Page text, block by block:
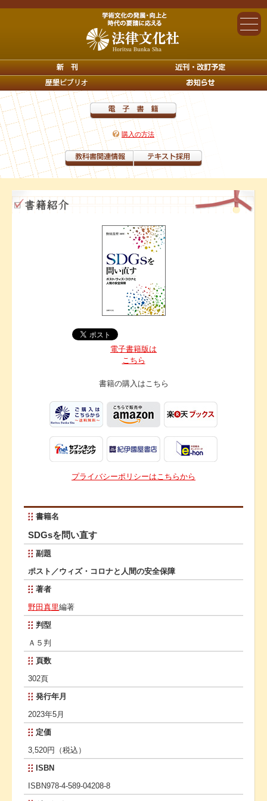
購入の方法
電子書籍版は
こちら
書籍の購入はこちら
プライバシーポリシーはこちらから
書籍名
SDGsを問い直す
副題
ポスト／ウィズ・コロナと人間の安全保障
著者
野田真里編著
判型
Ａ５判
頁数
302頁
発行年月
2023年5月
定価
3,520円（税込）
ISBN
ISBN978-4-589-04208-8